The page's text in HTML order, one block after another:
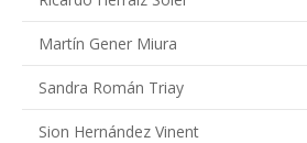
Martín Gener Miura
Sandra Román Triay
Sion Hernández Vinent